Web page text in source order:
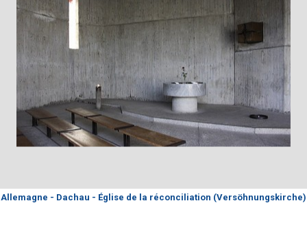
Allemagne - Dachau - Église de la réconciliation (Versöhnungskirche)